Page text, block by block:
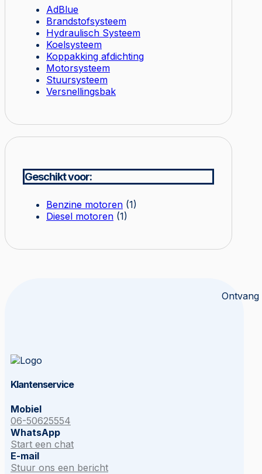
AdBlue
Brandstofsysteem
Hydraulisch Systeem
Koelsysteem
Koppakking afdichting
Motorsysteem
Stuursysteem
Versnellingsbak
Geschikt voor:
Benzine motoren (1)
Diesel motoren (1)
Klantenservice
Mobiel
06-50625554
WhatsApp
Start een chat
E-mail
Stuur ons een bericht